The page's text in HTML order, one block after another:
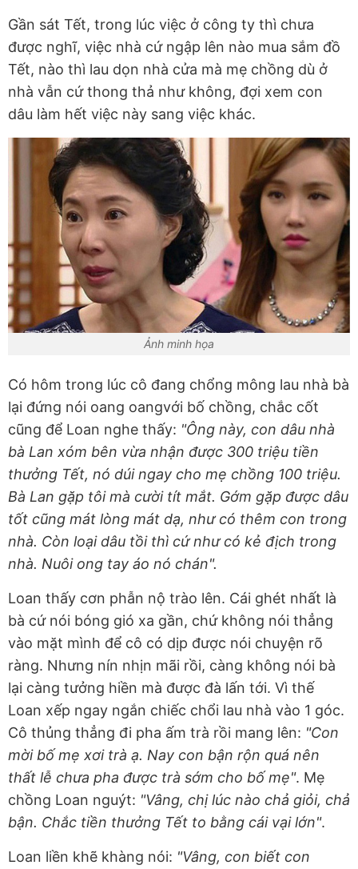
Gần sát Tết, trong lúc việc ở công ty thì chưa
được nghĩ, việc nhà cứ ngập lên nào mua sắm đồ
Tết, nào thì lau dọn nhà cửa mà mẹ chồng dù ở
nhà vẫn cứ thong thả như không, đợi xem con
dâu làm hết việc này sang việc khác.
Ảnh minh họa
Có hôm trong lúc cô đang chổng mông lau nhà bà
lại đứng nói oang oangvới bố chồng, chắc cốt
cũng để Loan nghe thấy: "Ông này, con dâu nhà
bà Lan xóm bên vừa nhận được 300 triệu tiền
thưởng Tết, nó dúi ngay cho mẹ chồng 100 triệu.
Bà Lan gặp tôi mà cười tít mắt. Gớm gặp được dâu
tốt cũng mát lòng mát dạ, như có thêm con trong
nhà. Còn loại dâu tồi thì cứ như có kẻ địch trong
nhà. Nuôi ong tay áo nó chán".
Loan thấy cơn phẫn nộ trào lên. Cái ghét nhất là
bà cứ nói bóng gió xa gần, chứ không nói thẳng
vào mặt mình để cô có dịp được nói chuyện rõ
ràng. Nhưng nín nhịn mãi rồi, càng không nói bà
lại càng tưởng hiền mà được đà lấn tới. Vì thế
Loan xếp ngay ngắn chiếc chổi lau nhà vào 1 góc.
Cô thủng thẳng đi pha ấm trà rồi mang lên: "Con
mời bố mẹ xơi trà ạ. Nay con bận rộn quá nên
thất lễ chưa pha được trà sớm cho bố mẹ". Mẹ
chồng Loan nguýt: "Vâng, chị lúc nào chả giỏi, chả
bận. Chắc tiền thưởng Tết to bằng cái vại lớn".
Loan liền khẽ khàng nói: "Vâng, con biết con